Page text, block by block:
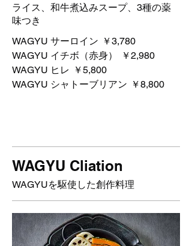
ライス、和牛煮込みスープ、3種の薬
味つき
WAGYU サーロイン ￥3,780
WAGYU イチボ（赤身）
￥2,980
WAGYU ヒレ
￥5,800
WAGYU シャトーブリアン ￥8,800
WAGYU Cliation
WAGYUを駆使した創作料理